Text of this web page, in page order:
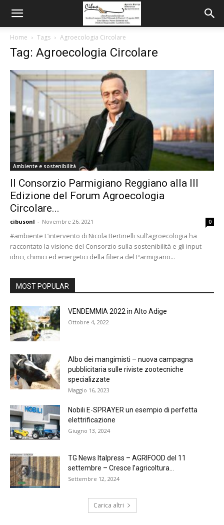
Home Tags Agroecologia Circolare
Tag: Agroecologia Circolare
Ambiente e sostenibilità
Il Consorzio Parmigiano Reggiano alla III
Edizione del Forum Agroecologia
Circolare...
cibusonl - Novembre 26, 2021 0
#ambiente L’intervento di Nicola Bertinelli sull’agroecologia ha
raccontato la visione del Consorzio sulla sostenibilità e gli input
idrici, chimici ed energetici della filiera del Parmigiano...
MOST POPULAR
VENDEMMIA 2022 in Alto Adige
Ottobre 4, 2022
Albo dei mangimisti – nuova campagna
pubblicitaria sulle riviste zootecniche
specializzate
Maggio 16, 2023
Nobili E-SPRAYER un esempio di perfetta
elettrificazione
Giugno 13, 2024
TG News Italpress – AGRIFOOD del 11
settembre – Cresce l’agricoltura...
Settembre 12, 2024
Carica altri